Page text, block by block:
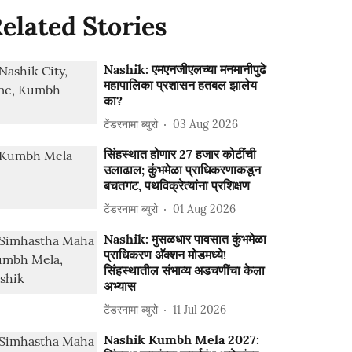
Stories
Nashik: एमएनजीएलच्या मनमानीपुढे
महापालिका प्रशासन हतबल झालेय
का?
टेंडरनामा ब्युरो 03 Aug 2026
सिंहस्थात होणार 27 हजार कोटींची
उलाढाल; कुंभमेळा प्राधिकरणाकडून
बचतगट, पथविक्रेत्यांना प्रशिक्षण
टेंडरनामा ब्युरो 01 Aug 2026
Nashik: मुसळधार पावसात कुंभमेळा
प्राधिकरण अ‍ॅक्शन मोडमध्ये!
सिंहस्थातील संभाव्य अडचणींचा केला
अभ्यास
टेंडरनामा ब्युरो 11 Jul 2026
Nashik Kumbh Mela 2027: